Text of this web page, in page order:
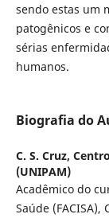
sendo estas um
patogênicos e
sérias
humanos.
Biografia do
C. S. Cruz,
(UNIPAM)
Acadêmico do
Saúde